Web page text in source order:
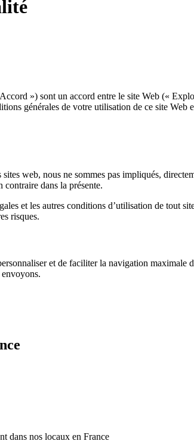
») sont un accord entre le site Web («
générales de votre utilisation de ce site
web, nous ne sommes pas impliqués,
dans la présente.
et les autres conditions d’utilisation de tout
risques.
et de faciliter la navigation
dans nos locaux en France